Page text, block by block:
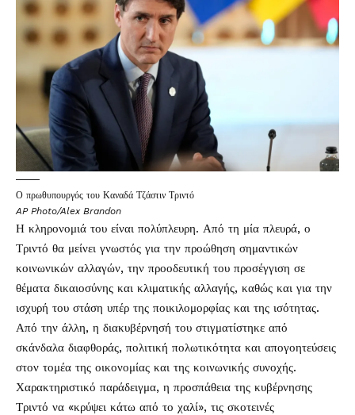
Ο πρωθυπουργός του Καναδά Τζάστιν Τριντό
AP Photo/Alex Brandon
Η κληρονομιά του είναι πολύπλευρη. Από τη μία πλευρά, ο
Τριντό θα μείνει γνωστός για την προώθηση σημαντικών
κοινωνικών αλλαγών, την προοδευτική του προσέγγιση σε
θέματα δικαιοσύνης και κλιματικής αλλαγής, καθώς και για την
ισχυρή του στάση υπέρ της ποικιλομορφίας και της ισότητας.
Από την άλλη, η διακυβέρνησή του στιγματίστηκε από
σκάνδαλα διαφθοράς, πολιτική πολωτικότητα και απογοητεύσεις
στον τομέα της οικονομίας και της κοινωνικής συνοχής.
Χαρακτηριστικό παράδειγμα, η προσπάθεια της κυβέρνησης
Τριντό να «κρύψει κάτω από το χαλί», τις σκοτεινές